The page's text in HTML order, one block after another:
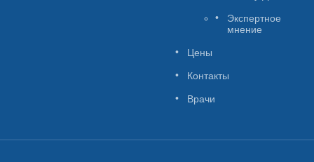
Экспертное
мнение
Цены
Контакты
Врачи